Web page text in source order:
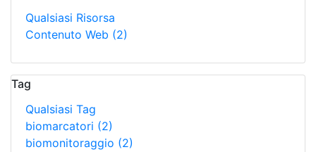
Qualsiasi Risorsa
Contenuto Web (2)
Tag
Qualsiasi Tag
biomarcatori (2)
biomonitoraggio (2)